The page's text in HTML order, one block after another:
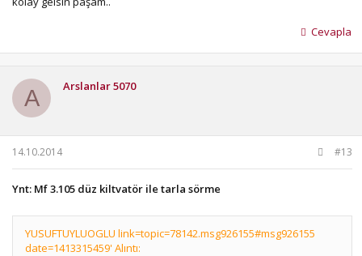
Cevapla
A Arslanlar 5070
14.10.2014 #13
Ynt: Mf 3.105 düz kiltvatör ile tarla sörme
YUSUFTUYLUOGLU link=topic=78142.msg926155#msg926155
date=1413315459' Alıntı: